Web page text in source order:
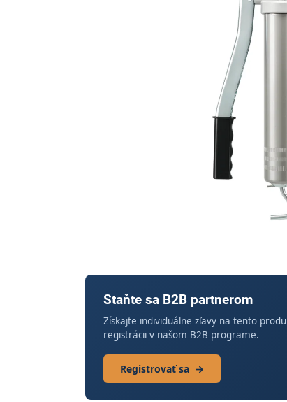
Staňte sa B2B partnerom
Získajte individuálne zľavy na tento
registrácii v našom B2B programe.
Registrovať sa →